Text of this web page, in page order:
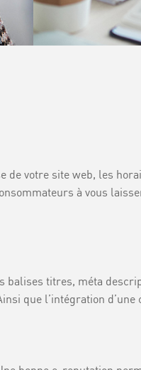
votre site web, les
à vous
titres, méta
que l’intégration d’une